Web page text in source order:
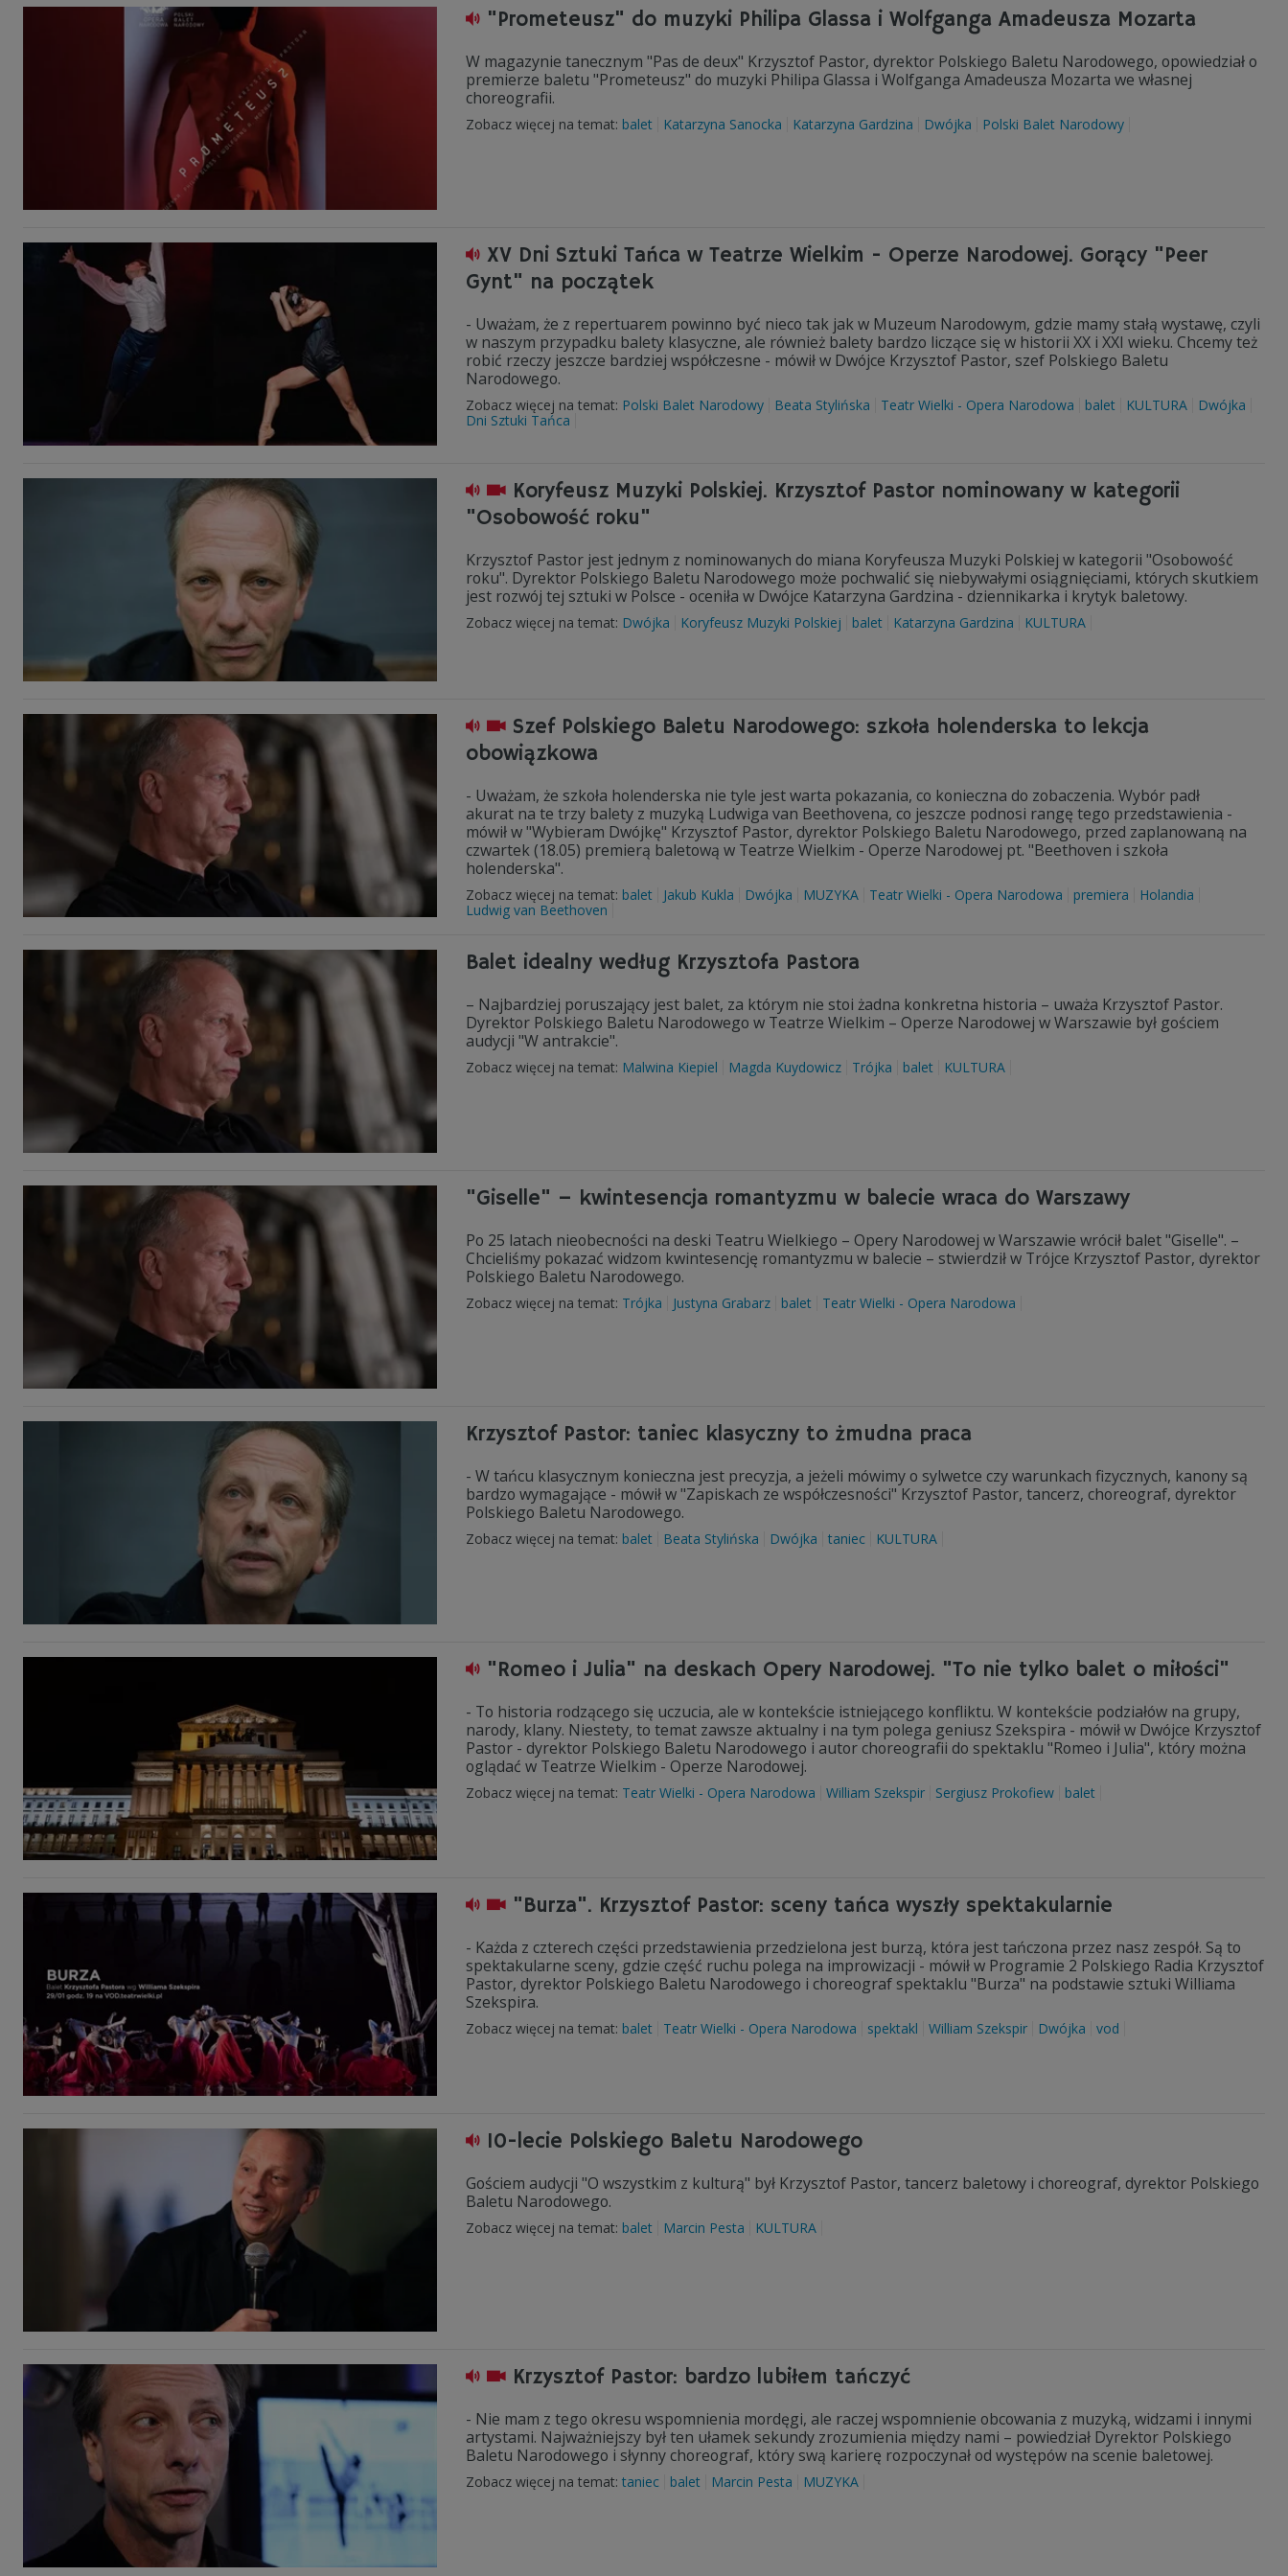
"Prometeusz" do muzyki Philipa Glassa i Wolfganga Amadeusza Mozarta
W magazynie tanecznym "Pas de deux" Krzysztof Pastor, dyrektor Polskiego Baletu Narodowego, opowiedział o
premierze baletu "Prometeusz" do muzyki Philipa Glassa i Wolfganga Amadeusza Mozarta we własnej
choreografii.
Zobacz więcej na temat: balet Katarzyna Sanocka Katarzyna Gardzina Dwójka Polski Balet Narodowy
XV Dni Sztuki Tańca w Teatrze Wielkim - Operze Narodowej. Gorący "Peer
Gynt" na początek
- Uważam, że z repertuarem powinno być nieco tak jak w Muzeum Narodowym, gdzie mamy stałą wystawę, czyli
w naszym przypadku balety klasyczne, ale również balety bardzo liczące się w historii XX i XXI wieku. Chcemy też
robić rzeczy jeszcze bardziej współczesne - mówił w Dwójce Krzysztof Pastor, szef Polskiego Baletu
Narodowego.
Zobacz więcej na temat: Polski Balet Narodowy Beata Stylińska Teatr Wielki - Opera Narodowa balet KULTURA
Dwójka
Dni Sztuki Tańca
Koryfeusz Muzyki Polskiej. Krzysztof Pastor nominowany w kategorii
"Osobowość roku"
Krzysztof Pastor jest jednym z nominowanych do miana Koryfeusza Muzyki Polskiej w kategorii "Osobowość
roku". Dyrektor Polskiego Baletu Narodowego może pochwalić się niebywałymi osiągnięciami, których skutkiem
jest rozwój tej sztuki w Polsce - oceniła w Dwójce Katarzyna Gardzina - dziennikarka i krytyk baletowy.
Zobacz więcej na temat: Dwójka Koryfeusz Muzyki Polskiej balet Katarzyna Gardzina KULTURA
Szef Polskiego Baletu Narodowego: szkoła holenderska to lekcja
obowiązkowa
- Uważam, że szkoła holenderska nie tyle jest warta pokazania, co konieczna do zobaczenia. Wybór padł
akurat na te trzy balety z muzyką Ludwiga van Beethovena, co jeszcze podnosi rangę tego przedstawienia -
mówił w "Wybieram Dwójkę" Krzysztof Pastor, dyrektor Polskiego Baletu Narodowego, przed zaplanowaną na
czwartek (18.05) premierą baletową w Teatrze Wielkim - Operze Narodowej pt. "Beethoven i szkoła
holenderska".
Zobacz więcej na temat: balet Jakub Kukla Dwójka MUZYKA Teatr Wielki - Opera Narodowa premiera
Holandia
Ludwig van Beethoven
Balet idealny według Krzysztofa Pastora
– Najbardziej poruszający jest balet, za którym nie stoi żadna konkretna historia – uważa Krzysztof Pastor.
Dyrektor Polskiego Baletu Narodowego w Teatrze Wielkim – Operze Narodowej w Warszawie był gościem
audycji "W antrakcie".
Zobacz więcej na temat: Malwina Kiepiel Magda Kuydowicz Trójka balet KULTURA
"Giselle" – kwintesencja romantyzmu w balecie wraca do Warszawy
Po 25 latach nieobecności na deski Teatru Wielkiego – Opery Narodowej w Warszawie wrócił balet "Giselle". –
Chcieliśmy pokazać widzom kwintesencję romantyzmu w balecie – stwierdził w Trójce Krzysztof Pastor, dyrektor
Polskiego Baletu Narodowego.
Zobacz więcej na temat: Trójka Justyna Grabarz balet Teatr Wielki - Opera Narodowa
Krzysztof Pastor: taniec klasyczny to żmudna praca
- W tańcu klasycznym konieczna jest precyzja, a jeżeli mówimy o sylwetce czy warunkach fizycznych, kanony są
bardzo wymagające - mówił w "Zapiskach ze współczesności" Krzysztof Pastor, tancerz, choreograf, dyrektor
Polskiego Baletu Narodowego.
Zobacz więcej na temat: balet Beata Stylińska Dwójka taniec KULTURA
"Romeo i Julia" na deskach Opery Narodowej. "To nie tylko balet o miłości"
- To historia rodzącego się uczucia, ale w kontekście istniejącego konfliktu. W kontekście podziałów na grupy,
narody, klany. Niestety, to temat zawsze aktualny i na tym polega geniusz Szekspira - mówił w Dwójce Krzysztof
Pastor - dyrektor Polskiego Baletu Narodowego i autor choreografii do spektaklu "Romeo i Julia", który można
oglądać w Teatrze Wielkim - Operze Narodowej.
Zobacz więcej na temat: Teatr Wielki - Opera Narodowa William Szekspir Sergiusz Prokofiew balet
"Burza". Krzysztof Pastor: sceny tańca wyszły spektakularnie
- Każda z czterech części przedstawienia przedzielona jest burzą, która jest tańczona przez nasz zespół. Są to
spektakularne sceny, gdzie część ruchu polega na improwizacji - mówił w Programie 2 Polskiego Radia Krzysztof
Pastor, dyrektor Polskiego Baletu Narodowego i choreograf spektaklu "Burza" na podstawie sztuki Williama
Szekspira.
Zobacz więcej na temat: balet Teatr Wielki - Opera Narodowa spektakl William Szekspir Dwójka vod
10-lecie Polskiego Baletu Narodowego
Gościem audycji "O wszystkim z kulturą" był Krzysztof Pastor, tancerz baletowy i choreograf, dyrektor Polskiego
Baletu Narodowego.
Zobacz więcej na temat: balet Marcin Pesta KULTURA
Krzysztof Pastor: bardzo lubiłem tańczyć
- Nie mam z tego okresu wspomnienia mordęgi, ale raczej wspomnienie obcowania z muzyką, widzami i innymi
artystami. Najważniejszy był ten ułamek sekundy zrozumienia między nami – powiedział Dyrektor Polskiego
Baletu Narodowego i słynny choreograf, który swą karierę rozpoczynał od występów na scenie baletowej.
Zobacz więcej na temat: taniec balet Marcin Pesta MUZYKA